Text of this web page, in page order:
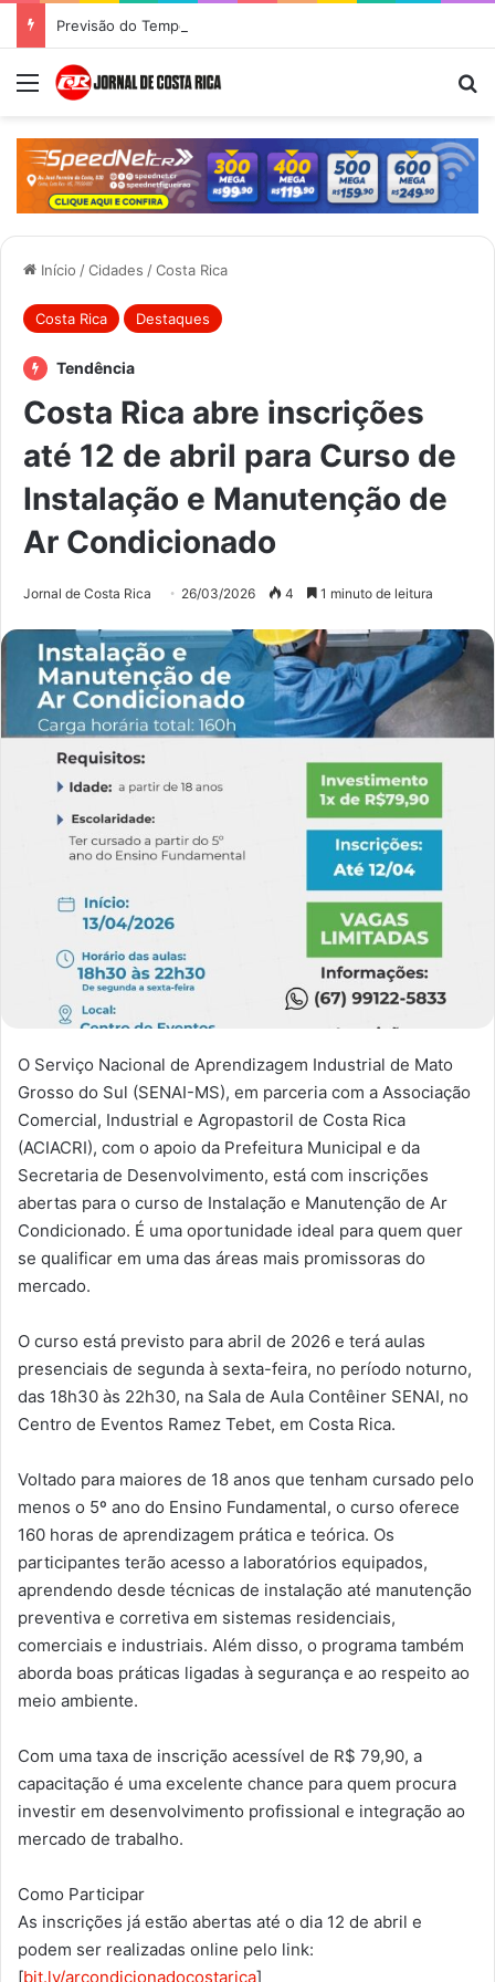
Previsão do Tempo para Costa Rica nesta quinta-feira (6)
Menu
Início /Cidades /Costa Rica
Costa Rica Destaques
Tendência
Costa Rica abre inscrições
até 12 de abril para Curso de
Instalação e Manutenção de
Ar Condicionado
Jornal de Costa Rica 26/03/2026 4 1 minuto de leitura
O Serviço Nacional de Aprendizagem Industrial de Mato
Grosso do Sul (SENAI-MS), em parceria com a Associação
Comercial, Industrial e Agropastoril de Costa Rica
(ACIACRI), com o apoio da Prefeitura Municipal e da
Secretaria de Desenvolvimento, está com inscrições
abertas para o curso de Instalação e Manutenção de Ar
Condicionado. É uma oportunidade ideal para quem quer
se qualificar em uma das áreas mais promissoras do
mercado.
O curso está previsto para abril de 2026 e terá aulas
presenciais de segunda à sexta-feira, no período noturno,
das 18h30 às 22h30, na Sala de Aula Contêiner SENAI, no
Centro de Eventos Ramez Tebet, em Costa Rica.
Voltado para maiores de 18 anos que tenham cursado pelo
menos o 5º ano do Ensino Fundamental, o curso oferece
160 horas de aprendizagem prática e teórica. Os
participantes terão acesso a laboratórios equipados,
aprendendo desde técnicas de instalação até manutenção
preventiva e corretiva em sistemas residenciais,
comerciais e industriais. Além disso, o programa também
aborda boas práticas ligadas à segurança e ao respeito ao
meio ambiente.
Com uma taxa de inscrição acessível de R$ 79,90, a
capacitação é uma excelente chance para quem procura
investir em desenvolvimento profissional e integração ao
mercado de trabalho.
Como Participar
As inscrições já estão abertas até o dia 12 de abril e
podem ser realizadas online pelo link:
[bit.ly/arcondicionadocostarica]